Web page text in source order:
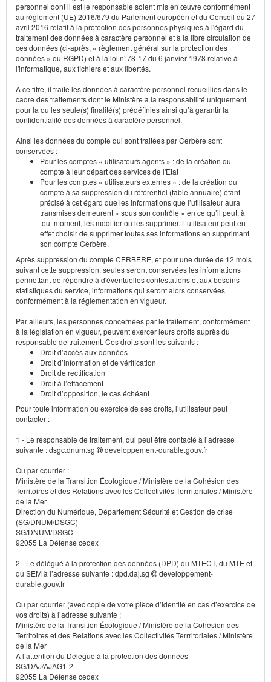
personnel dont il est le responsable soient mis en œuvre conformément
au règlement (UE) 2016/679 du Parlement européen et du Conseil du 27
avril 2016 relatif à la protection des personnes physiques à l'égard du
traitement des données à caractère personnel et à la libre circulation de
ces données (ci-après, « règlement général sur la protection des
données » ou RGPD) et à la loi n°78-17 du 6 janvier 1978 relative à
l'informatique, aux fichiers et aux libertés.
A ce titre, il traite les données à caractère personnel recueillies dans le
cadre des traitements dont le Ministère a la responsabilité uniquement
pour la ou les seule(s) finalité(s) prédéfinies ainsi qu’à garantir la
confidentialité des données à caractère personnel.
Ainsi les données du compte qui sont traitées par Cerbère sont
conservées :
Pour les comptes « utilisateurs agents » : de la création du
compte à leur départ des services de l'Etat
Pour les comptes « utilisateurs externes » : de la création du
compte à sa suppression du référentiel (table annuaire) étant
précisé à cet égard que les informations que l’utilisateur aura
transmises demeurent « sous son contrôle » en ce qu’il peut, à
tout moment, les modifier ou les supprimer. L’utilisateur peut en
effet choisir de supprimer toutes ses informations en supprimant
son compte Cerbère.
Après suppression du compte CERBERE, et pour une durée de 12 mois
suivant cette suppression, seules seront conservées les informations
permettant de répondre à d'éventuelles contestations et aux besoins
statistiques du service, informations qui seront alors conservées
conformément à la réglementation en vigueur.
Par ailleurs, les personnes concernées par le traitement, conformément
à la législation en vigueur, peuvent exercer leurs droits auprès du
responsable de traitement. Ces droits sont les suivants :
Droit d’accès aux données
Droit d’information et de vérification
Droit de rectification
Droit à l’effacement
Droit d’opposition, le cas échéant
Pour toute information ou exercice de ses droits, l’utilisateur peut
contacter :
1 - Le responsable de traitement, qui peut être contacté à l’adresse
suivante : dsgc.dnum.sg
developpement-durable.gouv.fr
Ou par courrier :
Ministère de la Transition Écologique / Ministère de la Cohésion des
Territoires et des Relations avec les Collectivités Terrritoriales / Ministère
de la Mer
Direction du Numérique, Département Sécurité et Gestion de crise
(SG/DNUM/DSGC)
SG/DNUM/DSGC
92055 La Défense cedex
2 - Le délégué à la protection des données (DPD) du MTECT, du MTE et
du SEM à l’adresse suivante : dpd.daj.sg
developpement-
durable.gouv.fr
Ou par courrier (avec copie de votre pièce d’identité en cas d’exercice de
vos droits) à l’adresse suivante :
Ministère de la Transition Écologique / Ministère de la Cohésion des
Territoires et des Relations avec les Collectivités Terrritoriales / Ministère
de la Mer
A l’attention du Délégué à la protection des données
SG/DAJ/AJAG1-2
92055 La Défense cedex